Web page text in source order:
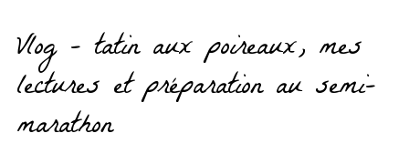
Vlog – tatin aux poireaux, mes
lectures et préparation au semi-
marathon